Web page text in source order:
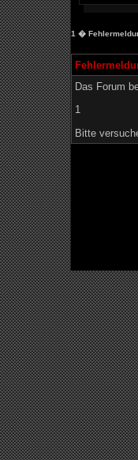
1 �
Das Forum
1
Bitte